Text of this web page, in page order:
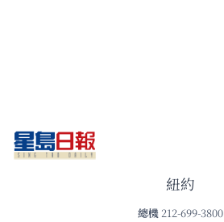
紐約
總機 212-699-3800